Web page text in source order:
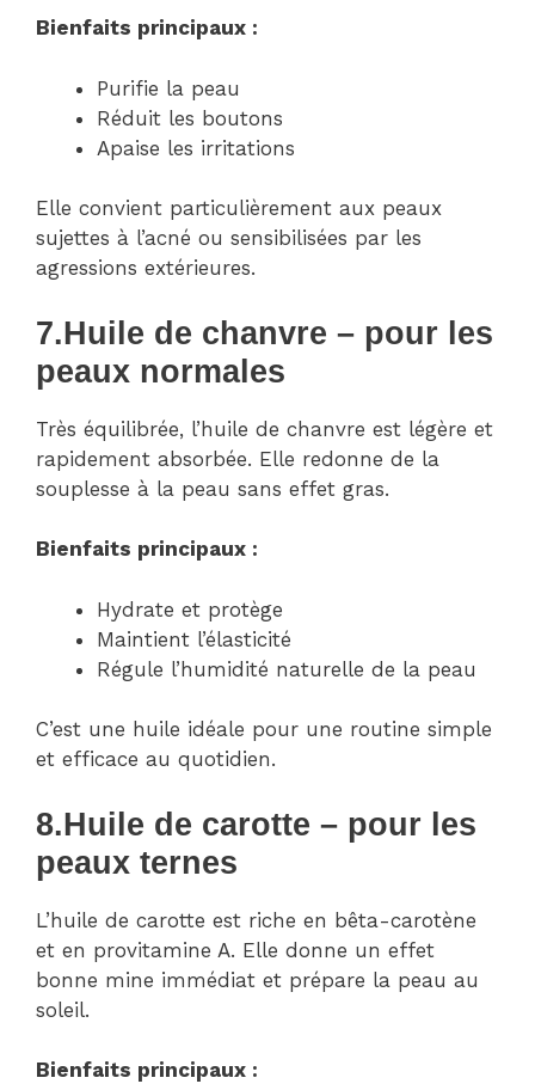
Bienfaits principaux :
Purifie la peau
Réduit les boutons
Apaise les irritations
Elle convient particulièrement aux peaux
sujettes à l’acné ou sensibilisées par les
agressions extérieures.
7.Huile de chanvre – pour les
peaux normales
Très équilibrée, l’huile de chanvre est légère et
rapidement absorbée. Elle redonne de la
souplesse à la peau sans effet gras.
Bienfaits principaux :
Hydrate et protège
Maintient l’élasticité
Régule l’humidité naturelle de la peau
C’est une huile idéale pour une routine simple
et efficace au quotidien.
8.Huile de carotte – pour les
peaux ternes
L’huile de carotte est riche en bêta-carotène
et en provitamine A. Elle donne un effet
bonne mine immédiat et prépare la peau au
soleil.
Bienfaits principaux :